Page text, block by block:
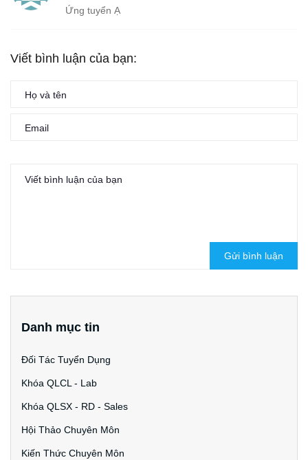
Ứng tuyển Ạ
Viết bình luận của bạn:
Gửi bình luận
Danh mục tin
Đối Tác Tuyển Dụng
Khóa QLCL - Lab
Khóa QLSX - RD - Sales
Hội Thảo Chuyên Môn
Kiến Thức Chuyên Môn